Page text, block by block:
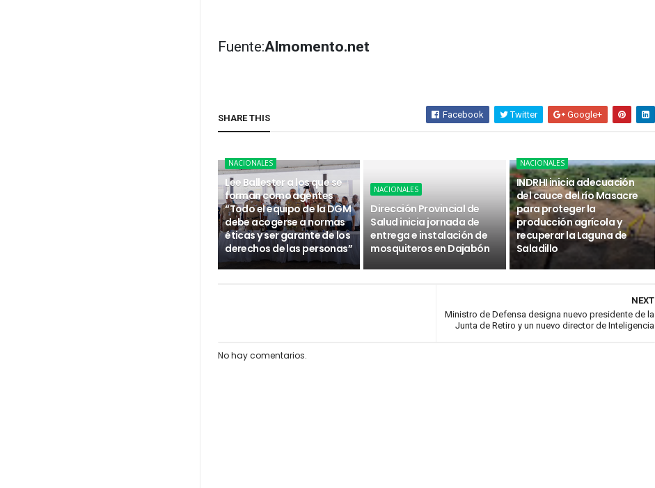
Fuente:Almomento.net
SHARE THIS Facebook Twitter Google+
NACIONALES
Lee Ballester a los que se
forman como agentes
“Todo el equipo de la DGM
debe acogerse a normas
éticas y ser garante de los
derechos de las personas”
NACIONALES
Dirección Provincial de
Salud inicia jornada de
entrega e instalación de
mosquiteros en Dajabón
NACIONALES
INDRHI inicia adecuación
del cauce del río Masacre
para proteger la
producción agrícola y
recuperar la Laguna de
Saladillo
NEXT
Ministro de Defensa designa nuevo presidente de la
Junta de Retiro y un nuevo director de Inteligencia
No hay comentarios.